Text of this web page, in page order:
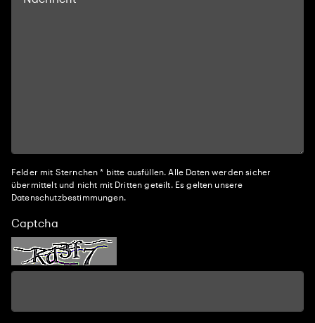
Felder mit Sternchen * bitte ausfüllen. Alle Daten werden sicher
übermittelt und nicht mit Dritten geteilt. Es gelten unsere
Datenschutzbestimmungen.
Captcha